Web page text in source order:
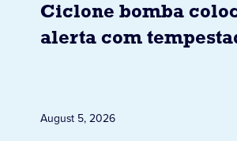
Ciclone bomba
alerta com
August 5, 2026